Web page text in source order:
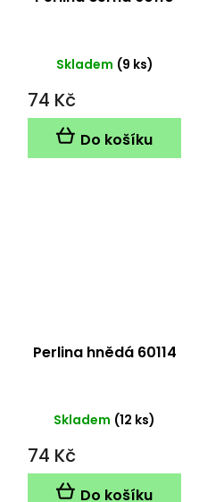
Skladem (9 ks)
74 Kč
Do košíku
Perlina hnědá 60114
Skladem (12 ks)
74 Kč
Do košíku